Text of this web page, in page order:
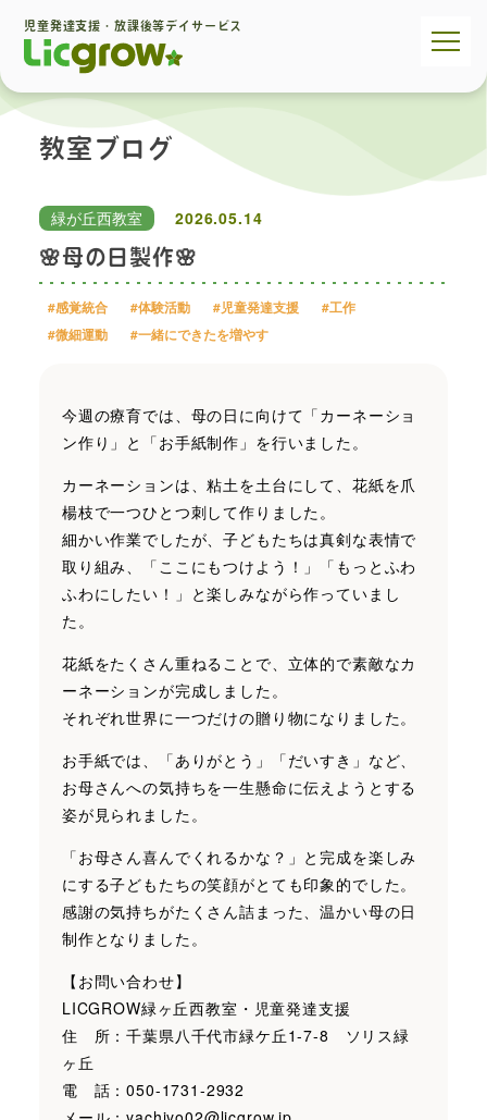
児童発達支援・放課後等デイサービス
教室ブログ
緑が丘西教室
2026.05.14
🌸母の日製作🌸
#感覚統合 #体験活動 #児童発達支援
#工作
#微細運動
#一緒にできたを増やす
今週の療育では、母の日に向けて「カーネーショ
ン作り」と「お手紙制作」を行いました。
カーネーションは、粘土を土台にして、花紙を爪
楊枝で一つひとつ刺して作りました。
細かい作業でしたが、子どもたちは真剣な表情で
取り組み、「ここにもつけよう！」「もっとふわ
ふわにしたい！」と楽しみながら作っていまし
た。
花紙をたくさん重ねることで、立体的で素敵なカ
ーネーションが完成しました。
それぞれ世界に一つだけの贈り物になりました。
お手紙では、「ありがとう」「だいすき」など、
お母さんへの気持ちを一生懸命に伝えようとする
姿が見られました。
「お母さん喜んでくれるかな？」と完成を楽しみ
にする子どもたちの笑顔がとても印象的でした。
感謝の気持ちがたくさん詰まった、温かい母の日
制作となりました。
【お問い合わせ】
LICGROW緑ヶ丘西教室・児童発達支援
住 所：千葉県八千代市緑ケ丘1-7-8 ソリス緑
ヶ丘
電 話：050-1731-2932